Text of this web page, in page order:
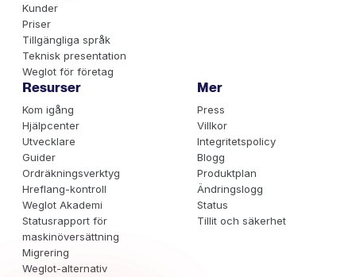
Kunder
Priser
Tillgängliga språk
Teknisk presentation
Weglot för företag
Resurser
Kom igång
Hjälpcenter
Utvecklare
Guider
Ordräkningsverktyg
Hreflang-kontroll
Weglot Akademi
Statusrapport för
maskinöversättning
Migrering
Weglot-alternativ
Mer
Press
Villkor
Integritetspolicy
Blogg
Produktplan
Ändringslogg
Status
Tillit och säkerhet